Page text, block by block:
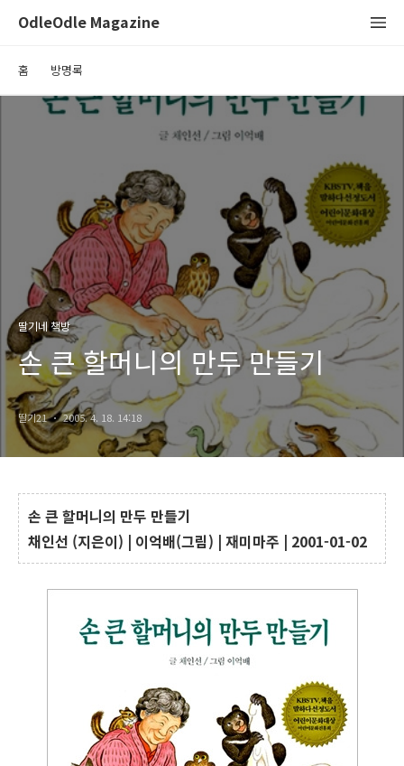
OdleOdle Magazine
홈 방명록
딸기네 책방
손 큰 할머니의 만두 만들기
딸기21 2005. 4. 18. 14:18
손 큰 할머니의 만두 만들기
채인선 (지은이) | 이억배(그림) | 재미마주 | 2001-01-02